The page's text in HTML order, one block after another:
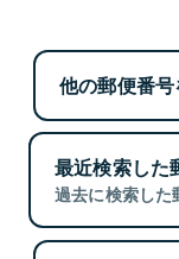
他の郵便番
最近検索した
過去に検索した